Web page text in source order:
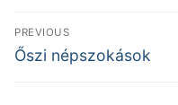
Bejegyzés
navigáció
PREVIOUS
Previous
Őszi népszokások